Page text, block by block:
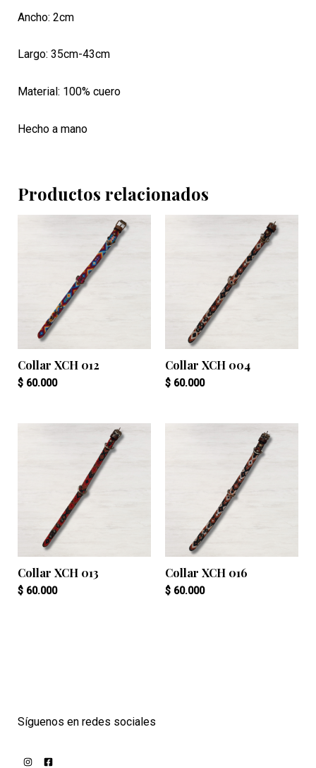
Ancho: 2cm
Largo: 35cm-43cm
Material: 100% cuero
Hecho a mano
Productos relacionados
Collar XCH 012
$60.000
Collar XCH 004
$ 60.000
Collar XCH 013
$60.000
Collar XCH 016
$ 60.000
Síguenos en redes sociales